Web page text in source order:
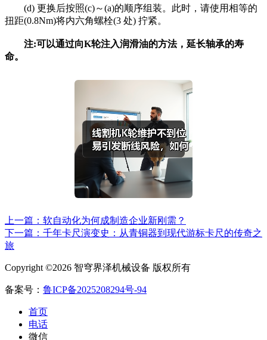
(d) 更换后按照(c)～(a)的顺序组装。此时，请使用相等的
扭距(0.8Nm)将内六角螺栓(3 处) 拧紧。
注:可以通过向K轮注入润滑油的方法，延长轴承的寿
命。
上一篇：软自动化为何成制造企业新刚需？
下一篇：千年卡尺演变史：从青铜器到现代游标卡尺的传奇之
旅
Copyright ©2026 智穹界泽机械设备 版权所有
备案号： 鲁ICP备2025208294号-94
首页
电话
微信